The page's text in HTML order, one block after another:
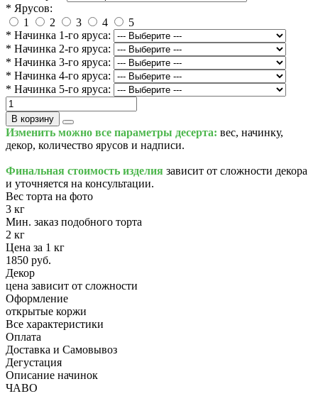
* Ярусов:
1
2 3 4
5
* Начинка 1-го яруса:
* Начинка 2-го яруса:
* Начинка 3-го яруса:
* Начинка 4-го яруса:
* Начинка 5-го яруса:
В корзину
Изменить можно все параметры десерта: вес, начинку,
декор, количество ярусов и надписи.
Финальная стоимость изделия зависит от сложности декора
и уточняется на консультации.
Вес торта на фото
3 кг
Мин. заказ подобного торта
2 кг
Цена за 1 кг
1850 руб.
Декор
цена зависит от сложности
Оформление
открытые коржи
Все характеристики
Оплата
Доставка и Самовывоз
Дегустация
Описание начинок
ЧАВО